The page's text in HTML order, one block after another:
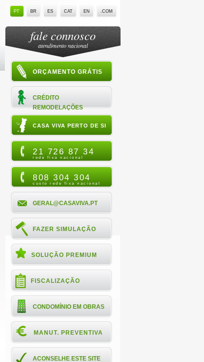
PT BR ES CAT EN .COM
fale connosco
atendimento nacional
ORÇAMENTO GRÁTIS
CRÉDITO
REMODELAÇÕES
CASA VIVA PERTO DE SI
21 726 87 34
rede fixa nacional
808 304 304
custo rede fixa nacional
GERAL@CASAVIVA.PT
FAZER SIMULAÇÃO
SOLUÇÃO PREMIUM
FISCALIZAÇÃO
CONDOMÍNIO EM OBRAS
MANUT. PREVENTIVA
ACONSELHE ESTE SITE